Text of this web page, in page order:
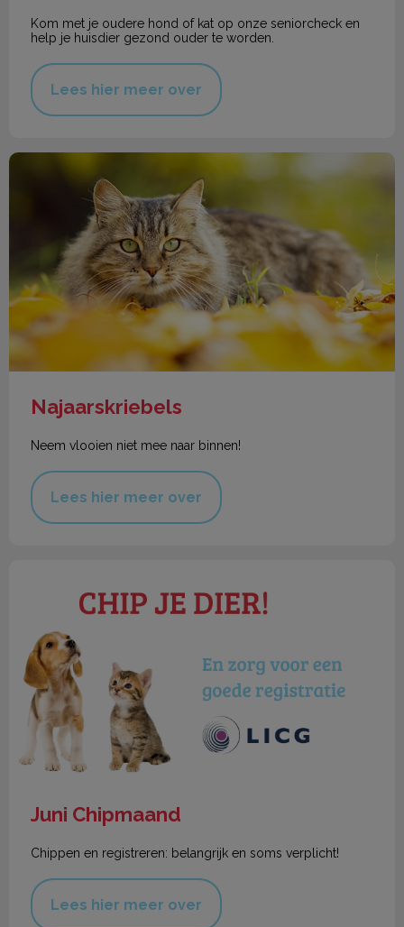
Kom met je oudere hond of kat op onze seniorcheck en
help je huisdier gezond ouder te worden.
Lees hier meer over
Najaarskriebels
Najaarskriebels
Neem vlooien niet mee naar binnen!
Lees hier meer over
Juni Chipmaand
Chippen en registreren: belangrijk en soms verplicht!
Lees hier meer over